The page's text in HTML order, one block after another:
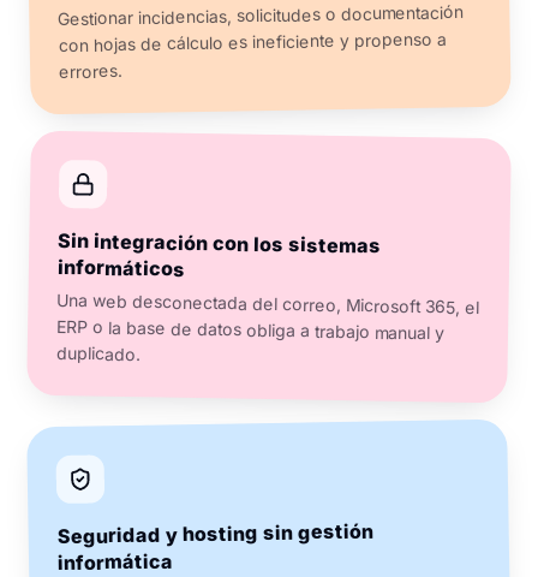
Gestionar incidencias, solicitudes o documentación
con hojas de cálculo es ineficiente y propenso a
errores.
Sin integración con los sistemas
informáticos
Una web desconectada del correo, Microsoft 365, el
ERP o la base de datos obliga a trabajo manual y
duplicado.
Seguridad y hosting sin gestión
informática